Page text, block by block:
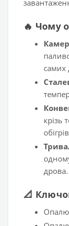
🔥 Чому
самих
крізь
дрова.
📐